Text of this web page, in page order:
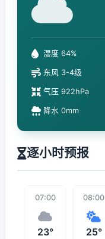
湿度 64%
东风 3-4级
气压 922hPa
降水 0mm
逐小时预报
07:00
23°
08:00
25°